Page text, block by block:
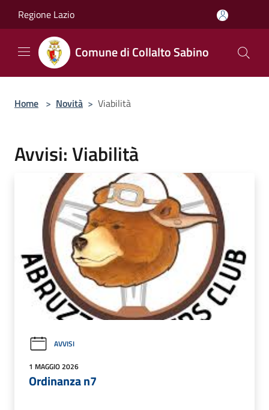
Regione Lazio
Comune di Collalto Sabino
Home > Novità > Viabilità
Avvisi: Viabilità
AVVISI
1 MAGGIO 2026
Ordinanza n7